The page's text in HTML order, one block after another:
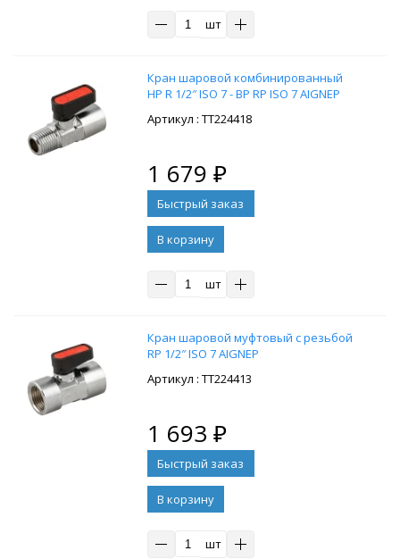
шт
Кран шаровой комбинированный
НР R 1/2″ ISO 7 - ВР RP ISO 7 AIGNEP
: ТТ224418
1 679 ₽
В корзину
шт
Кран шаровой муфтовый с резьбой
RP 1/2″ ISO 7 AIGNEP
: ТТ224413
1 693 ₽
В корзину
шт